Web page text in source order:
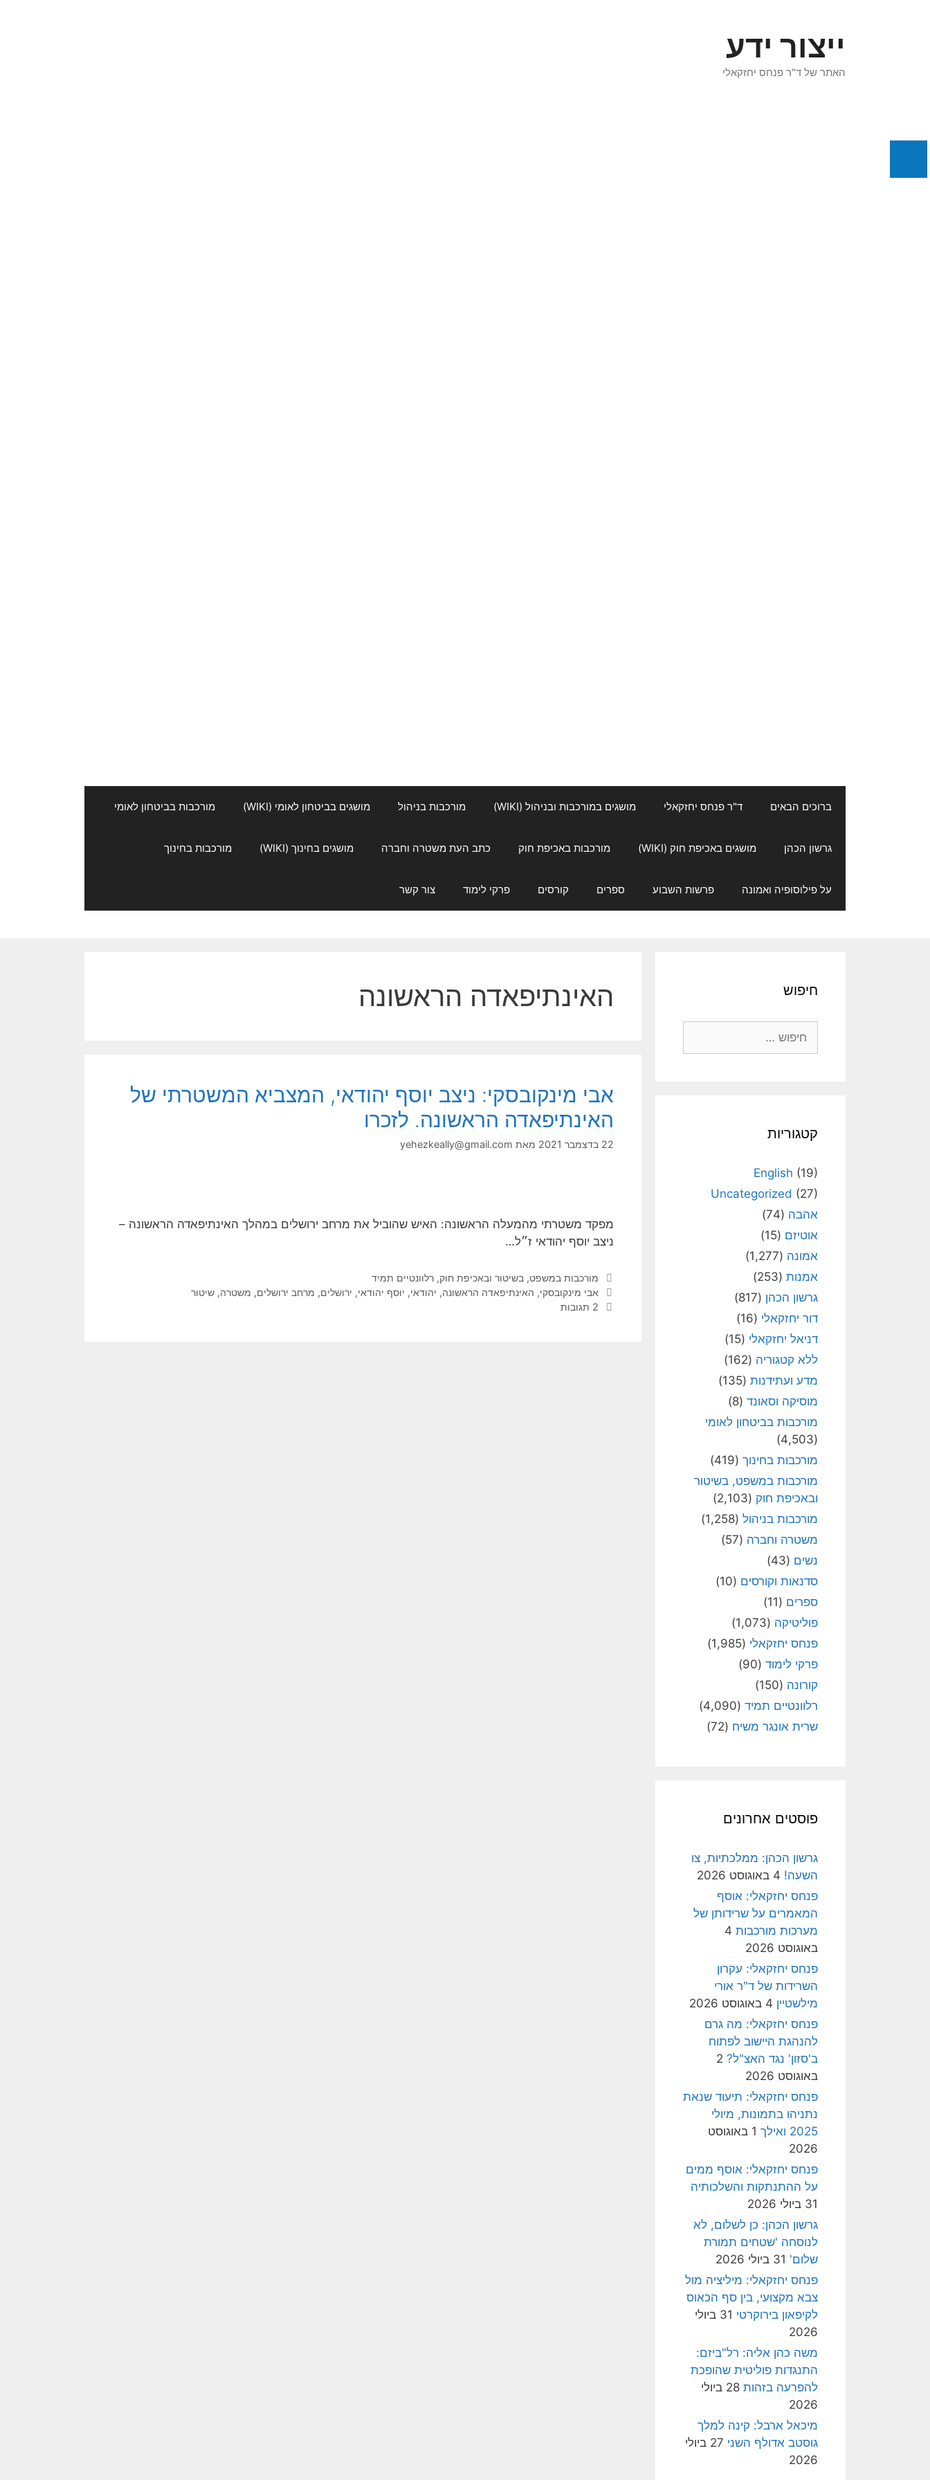
ייצור ידע
האתר של ד"ר פנחס יחזקאלי
ברוכים הבאים ד"ר פנחס יחזקאלי מושגים במורכבות ובניהול (WIKI) מורכבות בניהול מושגים בביטחון לאומי (WIKI) מורכבות בביטחון לאומי
גרשון הכהן מושגים באכיפת חוק (WIKI) מורכבות באכיפת חוק כתב העת משטרה וחברה מושגים בחינוך (WIKI) מורכבות בחינוך
על פילוסופיה ואמונה פרשות השבוע ספרים קורסים פרקי לימוד צור קשר
האינתיפאדה הראשונה
אבי מינקובסקי: ניצב יוסף יהודאי, המצביא המשטרתי של
האינתיפאדה הראשונה. לזכרו
22 בדצמבר 2021 מאת yehezkeally@gmail.com
מפקד משטרתי מהמעלה הראשונה: האיש שהוביל את מרחב ירושלים במהלך האינתיפאדה הראשונה –
ניצב יוסף יהודאי ז״ל…
קטגוריות
מורכבות במשפט, בשיטור ובאכיפת חוק, רלוונטיים תמיד
תגיות
אבי מינקובסקי, האינתיפאדה הראשונה, יהודאי, יוסף יהודאי, ירושלים, מרחב ירושלים, משטרה, שיטור
2 תגובות
חיפוש
קטגוריות
English (19)
Uncategorized (27)
אהבה (74)
אוטיזם (15)
אמונה (1,277)
אמנות (253)
גרשון הכהן (817)
דור יחזקאלי (16)
דניאל יחזקאלי (15)
ללא קטגוריה (162)
מדע ועתידנות (135)
מוסיקה וסאונד (8)
מורכבות בביטחון לאומי
(4,503)
מורכבות בחינוך (419)
מורכבות במשפט, בשיטור
ובאכיפת חוק (2,103)
מורכבות בניהול (1,258)
משטרה וחברה (57)
נשים (43)
סדנאות וקורסים (10)
ספרים (11)
פוליטיקה (1,073)
פנחס יחזקאלי (1,985)
פרקי לימוד (90)
קורונה (150)
רלוונטיים תמיד (4,090)
שרית אונגר משיח (72)
פוסטים אחרונים
גרשון הכהן: ממלכתיות, צו
השעה! 4 באוגוסט 2026
פנחס יחזקאלי: אוסף
המאמרים על שרידותן של
מערכות מורכבות 4
באוגוסט 2026
פנחס יחזקאלי: עקרון
השרידות של ד"ר אורי
מילשטיין 4 באוגוסט 2026
פנחס יחזקאלי: מה גרם
להנהגת היישוב לפתוח
ב'סזון' נגד האצ"ל? 2
באוגוסט 2026
פנחס יחזקאלי: תיעוד שנאת
נתניהו בתמונות, מיולי
2025 ואילך
1 באוגוסט
2026
פנחס יחזקאלי: אוסף ממים
על ההתנתקות והשלכותיה
31 ביולי 2026
גרשון הכהן: כן לשלום, לא
לנוסחה 'שטחים תמורת
שלום' 31 ביולי 2026
פנחס יחזקאלי: מיליציה מול
צבא מקצועי, בין סף הכאוס
לקיפאון בירוקרטי
31 ביולי
2026
משה כהן אליה: רל"ביזם:
התנגדות פוליטית שהופכת
להפרעה בזהות
28 ביולי
2026
מיכאל ארבל: קינה למלך
גוסטב אדולף השני
27 ביולי
2026